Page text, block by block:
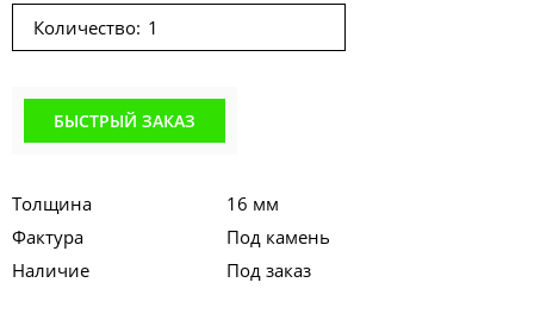
Количество:
БЫСТРЫЙ ЗАКАЗ
Толщина
16 мм
Фактура
Под камень
Наличие
Под заказ